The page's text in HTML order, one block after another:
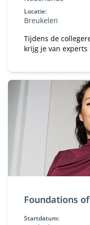
Locatie:
Breukelen
Tijdens de
krijg je van
Foundations
Startdatum: